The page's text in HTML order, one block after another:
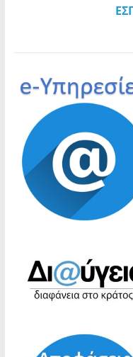
Ανακοίνωση |
| Προσωρινή
λεωφορειακής
προσωπικού
Ανακοίνωση για
μίσθωσης έργου
ΑΝΑΚΟΙΝΩΣΗ ΓΙΑ
ΕΡΓΑΣΙΑΣ
ΚΑΤΕΠΕΙΓΟΥΣΏΝ
ΠΥΡΑΣΦΑΛΕΙΑΣ